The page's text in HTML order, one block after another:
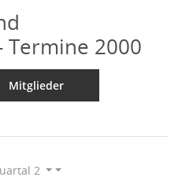
Termine 2000
Mitglieder
2